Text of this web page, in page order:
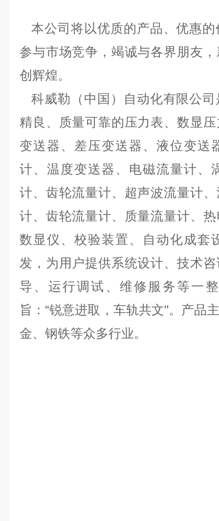
本公司将以优质的产品、优惠
参与市场竞争，竭诚与各界朋友
创辉煌。
科威勒（中国）自动化有限公
精良、质量可靠的压力表、数显
变送器、差压变送器、液位变送
计、温度变送器、电磁流量计、
计、齿轮流量计、超声波流量计
计、齿轮流量计、质量流量计、
数显仪、校验装置、自动化成套
发，为用户提供系统设计、技术
导、运行调试、维修服务等一
旨： “锐意进取，车轨共文"。产品
金、钢铁等众多行业。